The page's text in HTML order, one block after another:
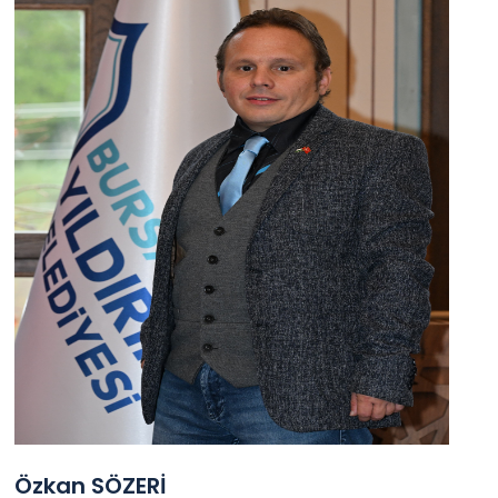
Özkan SÖZERİ